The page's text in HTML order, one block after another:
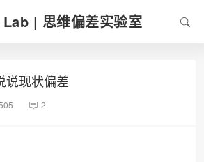
| 思维偏差实验室
说现状偏差
2